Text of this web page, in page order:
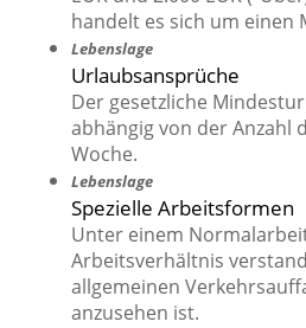
handelt es sich um einen
Lebenslage
Urlaubsansprüche
Der gesetzliche
abhängig von der Anzahl
Woche.
Lebenslage
Spezielle Arbeitsformen
Unter einem
Arbeitsverhältnis
allgemeinen
anzusehen ist.